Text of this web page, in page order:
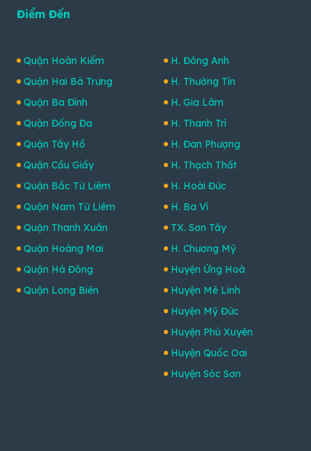
Điểm Đến
Quận Hoàn Kiếm
Quận Hai Bà Trưng
Quận Ba Đình
Quận Đống Đa
Quận Tây Hồ
Quận Cầu Giấy
Quận Bắc Từ Liêm
Quận Nam Từ Liêm
Quận Thanh Xuân
Quận Hoàng Mai
Quận Hà Đông
Quận Long Biên
H. Đông Anh
H. Thường Tín
H. Gia Lâm
H. Thanh Trì
H. Đan Phượng
H. Thạch Thất
H. Hoài Đức
H. Ba Vì
TX. Sơn Tây
H. Chương Mỹ
Huyện Ứng Hoà
Huyện Mê Linh
Huyện Mỹ Đức
Huyện Phú Xuyên
Huyện Quốc Oai
Huyện Sóc Sơn